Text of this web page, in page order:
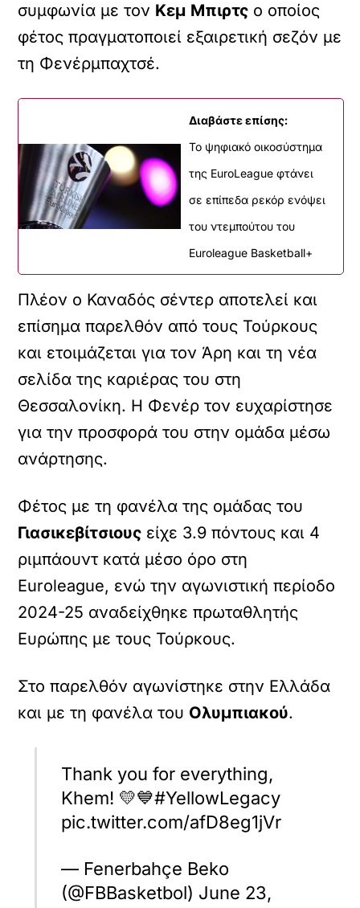
συμφωνία με τον Κεμ Μπιρτς ο οποίος
φέτος πραγματοποιεί εξαιρετική σεζόν με
τη Φενέρμπαχτσέ.
Διαβάστε επίσης:
Το ψηφιακό οικοσύστημα
της EuroLeague φτάνει
σε επίπεδα ρεκόρ ενόψει
του ντεμπούτου του
Euroleague Basketball+
Πλέον ο Καναδός σέντερ αποτελεί και
επίσημα παρελθόν από τους Τούρκους
και ετοιμάζεται για τον Άρη και τη νέα
σελίδα της καριέρας του στη
Θεσσαλονίκη. H Φενέρ τον ευχαρίστησε
για την προσφορά του στην ομάδα μέσω
ανάρτησης.
Φέτος με τη φανέλα της ομάδας του
Γιασικεβίτσιους είχε 3.9 πόντους και 4
ριμπάουντ κατά μέσο όρο στη
Εuroleague, ενώ την αγωνιστική περίοδο
2024-25 αναδείχθηκε πρωταθλητής
Ευρώπης με τους Τούρκους.
Στο παρελθόν αγωνίστηκε στην Ελλάδα
και με τη φανέλα του Ολυμπιακού.
Thank you for everything,
Khem! 💛💙#YellowLegacy
pic.twitter.com/afD8eg1jVr
— Fenerbahçe Beko
(@FBBasketbol) June 23,